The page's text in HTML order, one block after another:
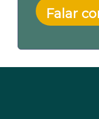
Falar